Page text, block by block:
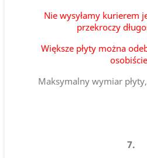
Nie wysyłamy kurierem
przekroczy
Większe płyty można
Maksymalny wymiar
7.